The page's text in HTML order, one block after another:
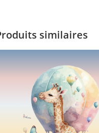
similaires